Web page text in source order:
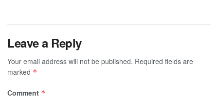
Leave a Reply
Your email address will not be published. Required fields are
marked *
Comment *